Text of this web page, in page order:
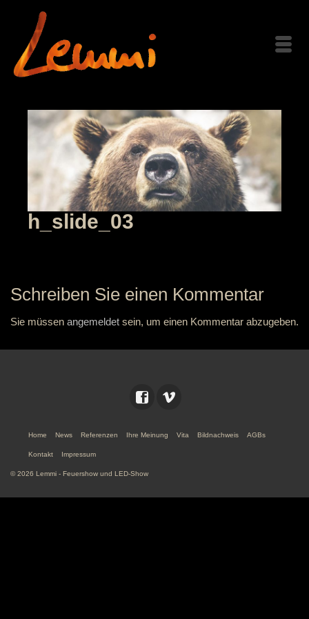
h_slide_03
Schreiben Sie einen Kommentar
Sie müssen angemeldet sein, um einen Kommentar abzugeben.
Home News Referenzen Ihre Meinung Vita Bildnachweis AGBs
Kontakt Impressum
© 2026 Lemmi - Feuershow und LED-Show